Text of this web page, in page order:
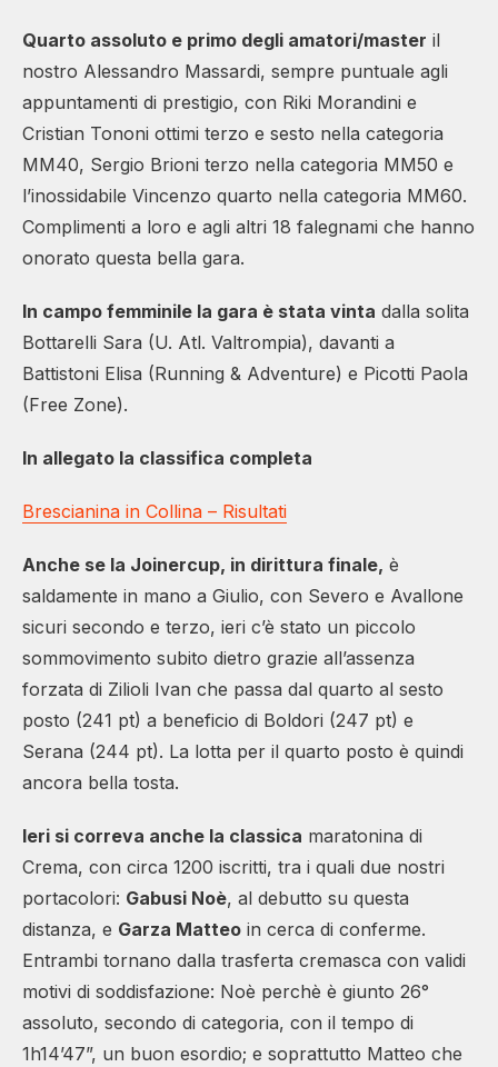
Quarto assoluto e primo degli amatori/master il
nostro Alessandro Massardi, sempre puntuale agli
appuntamenti di prestigio, con Riki Morandini e
Cristian Tononi ottimi terzo e sesto nella categoria
MM40, Sergio Brioni terzo nella categoria MM50 e
l’inossidabile Vincenzo quarto nella categoria MM60.
Complimenti a loro e agli altri 18 falegnami che hanno
onorato questa bella gara.
In campo femminile la gara è stata vinta dalla solita
Bottarelli Sara (U. Atl. Valtrompia), davanti a
Battistoni Elisa (Running & Adventure) e Picotti Paola
(Free Zone).
In allegato la classifica completa
Brescianina in Collina – Risultati
Anche se la Joinercup, in dirittura finale, è
saldamente in mano a Giulio, con Severo e Avallone
sicuri secondo e terzo, ieri c’è stato un piccolo
sommovimento subito dietro grazie all’assenza
forzata di Zilioli Ivan che passa dal quarto al sesto
posto (241 pt) a beneficio di Boldori (247 pt) e
Serana (244 pt). La lotta per il quarto posto è quindi
ancora bella tosta.
Ieri si correva anche la classica maratonina di
Crema, con circa 1200 iscritti, tra i quali due nostri
portacolori: Gabusi Noè, al debutto su questa
distanza, e Garza Matteo in cerca di conferme.
Entrambi tornano dalla trasferta cremasca con validi
motivi di soddisfazione: Noè perchè è giunto 26°
assoluto, secondo di categoria, con il tempo di
1h14’47”, un buon esordio; e soprattutto Matteo che